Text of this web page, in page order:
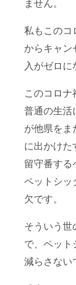
ません。
私もこのコ
からキャン
入がゼロに
このコロナ
普通の生活
が他県を
に出かけた
留守番する
ペットシッ
欠です。
そういう世
で、ペット
減らさない